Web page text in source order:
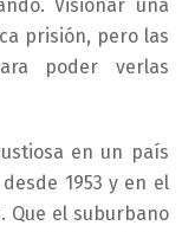
Visionar una
prisión, pero las
poder verlas
en un país
1953 y en el
Que el suburbano